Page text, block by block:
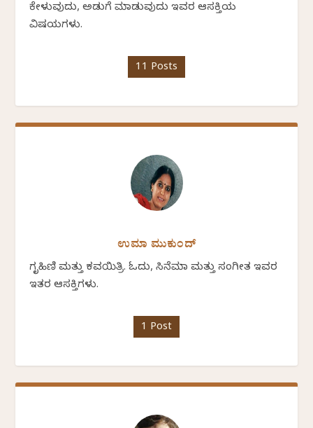
ಕೇಳುವುದು, ಅಡುಗೆ ಮಾಡುವುದು ಇವರ ಆಸಕ್ತಿಯ
ವಿಷಯಗಳು.
11 Posts
ಉಮಾ ಮುಕುಂದ್
ಗೃಹಿಣಿ ಮತ್ತು ಕವಯಿತ್ರಿ. ಓದು, ಸಿನೆಮಾ ಮತ್ತು ಸಂಗೀತ ಇವರ
ಇತರ ಆಸಕ್ತಿಗಳು.
1 Post